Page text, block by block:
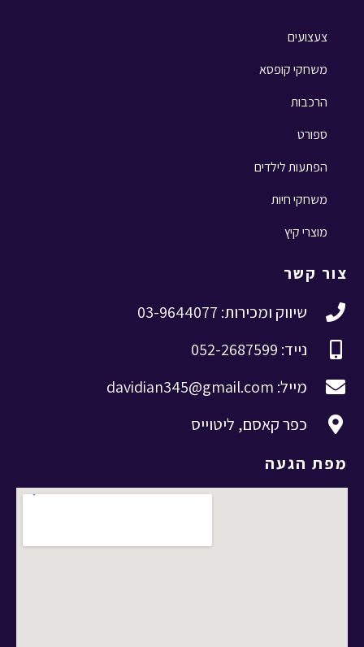
צעצועים
משחקי קופסא
הרכבות
ספורט
הפתעות לילדים
משחקי חיות
מוצרי קיץ
צור קשר
שיווק ומכירות: 03-9644077
נייד: 052-2687599
מייל: davidian345@gmail.com
כפר קאסם, ליטוייס
מפת הגעה